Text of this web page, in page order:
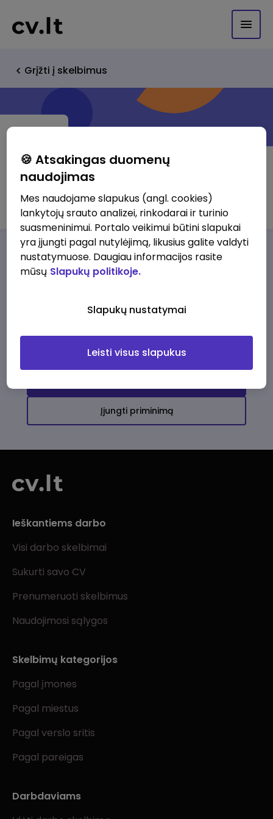
Grįžti į skelbimus
UAB "ALROPA"
Darbo pasiūlymaiApie musPrivalumai
darbo pasiūlymų
Įjungti priminimą
Ieškantiems darbo
Visi darbo skelbimai
Sukurti savo CV
Prenumeruoti skelbimus
Naudojimosi sąlygos
Skelbimų kategorijos
Pagal įmones
Pagal miestus
Pagal verslo sritis
Pagal pareigas
Darbdaviams
🍪 Atsakingas duomenų
naudojimas
Mes naudojame slapukus (angl. cookies)
lankytojų srauto analizei, rinkodarai ir turinio
suasmeninimui. Portalo veikimui būtini slapukai
yra įjungti pagal nutylėjimą, likusius galite valdyti
nustatymuose. Daugiau informacijos rasite
mūsų Slapukų politikoje.
Slapukų nustatymai
Leisti visus slapukus